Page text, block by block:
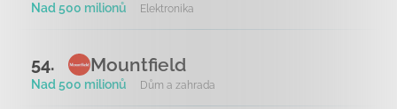
Nad 500 milionů Elektronika
54. Mountfield
Nad 500 milionů Dům a zahrada